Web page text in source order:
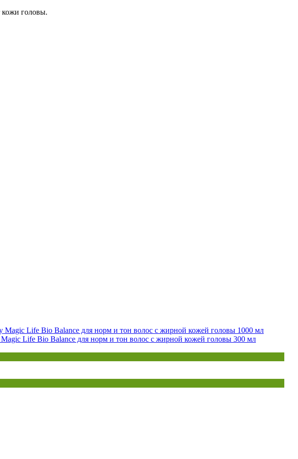
кожи головы.
Magic Life Bio Balance для норм и тон волос с жирной кожей головы 1000 мл
Magic Life Bio Balance для норм и тон волос с жирной кожей головы 300 мл